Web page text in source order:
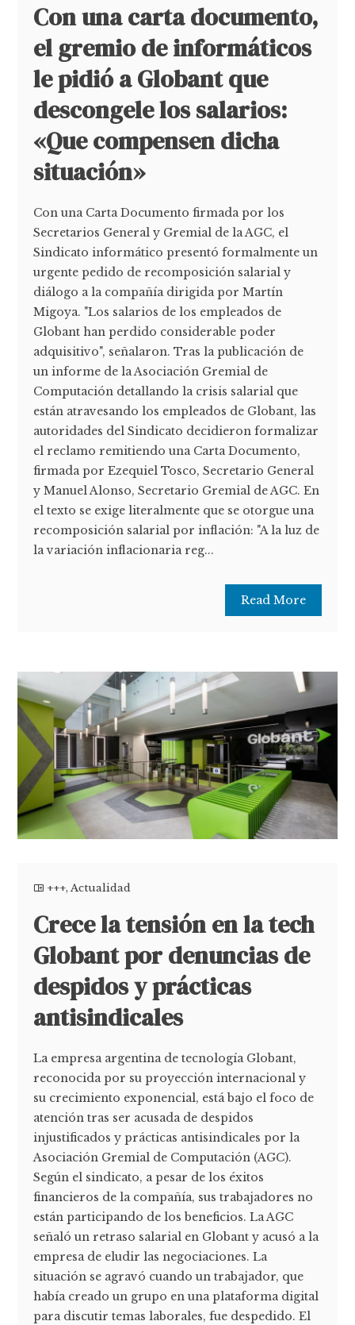
Con una carta documento,
el gremio de informáticos
le pidió a Globant que
descongele los salarios:
«Que compensen dicha
situación»
Con una Carta Documento firmada por los
Secretarios General y Gremial de la AGC, el
Sindicato informático presentó formalmente un
urgente pedido de recomposición salarial y
diálogo a la compañía dirigida por Martín
Migoya. "Los salarios de los empleados de
Globant han perdido considerable poder
adquisitivo", señalaron. Tras la publicación de
un informe de la Asociación Gremial de
Computación detallando la crisis salarial que
están atravesando los empleados de Globant, las
autoridades del Sindicato decidieron formalizar
el reclamo remitiendo una Carta Documento,
firmada por Ezequiel Tosco, Secretario General
y Manuel Alonso, Secretario Gremial de AGC. En
el texto se exige literalmente que se otorgue una
recomposición salarial por inflación: "A la luz de
la variación inflacionaria reg...
Read More
+++,Actualidad
Crece la tensión en la tech
Globant por denuncias de
despidos y prácticas
antisindicales
La empresa argentina de tecnología Globant,
reconocida por su proyección internacional y
su crecimiento exponencial, está bajo el foco de
atención tras ser acusada de despidos
injustificados y prácticas antisindicales por la
Asociación Gremial de Computación (AGC).
Según el sindicato, a pesar de los éxitos
financieros de la compañía, sus trabajadores no
están participando de los beneficios. La AGC
señaló un retraso salarial en Globant y acusó a la
empresa de eludir las negociaciones. La
situación se agravó cuando un trabajador, que
había creado un grupo en una plataforma digital
para discutir temas laborales, fue despedido. El